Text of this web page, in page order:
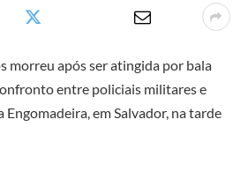
morreu após ser atingida por bala
entre policiais militares e
em Salvador, na tarde